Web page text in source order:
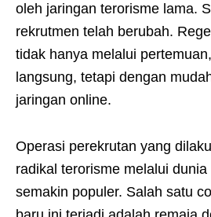
oleh jaringan terorisme lama.
rekrutmen telah berubah.
tidak hanya melalui
langsung, tetapi dengan
jaringan online.
Operasi perekrutan yang
radikal terorisme melalui
semakin populer. Salah satu